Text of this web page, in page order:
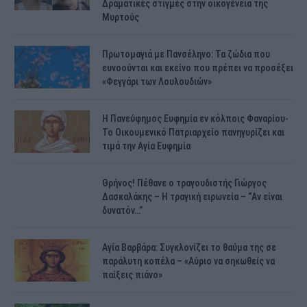
Δραματικές στιγμές στην οικογένειά της
Μυρτούς
Πρωτομαγιά με Πανσέληνο: Τα ζώδια που
ευνοούνται και εκείνο που πρέπει να προσέξει
«Φεγγάρι των Λουλουδιών»
H Πανεύφημος Ευφημία εν κόλποις Φαναρίου-
Το Οικουμενικό Πατριαρχείο πανηγυρίζει και
τιμά την Αγία Ευφημία
Θρήνος! Πέθανε ο τραγουδιστής Γιώργος
Δασκαλάκης – Η τραγική ειρωνεία – “Αν είναι
δυνατόν…”
Αγία Βαρβάρα: Συγκλονίζει το θαύμα της σε
παράλυτη κοπέλα – «Αύριο να σηκωθείς να
παίξεις πιάνο»